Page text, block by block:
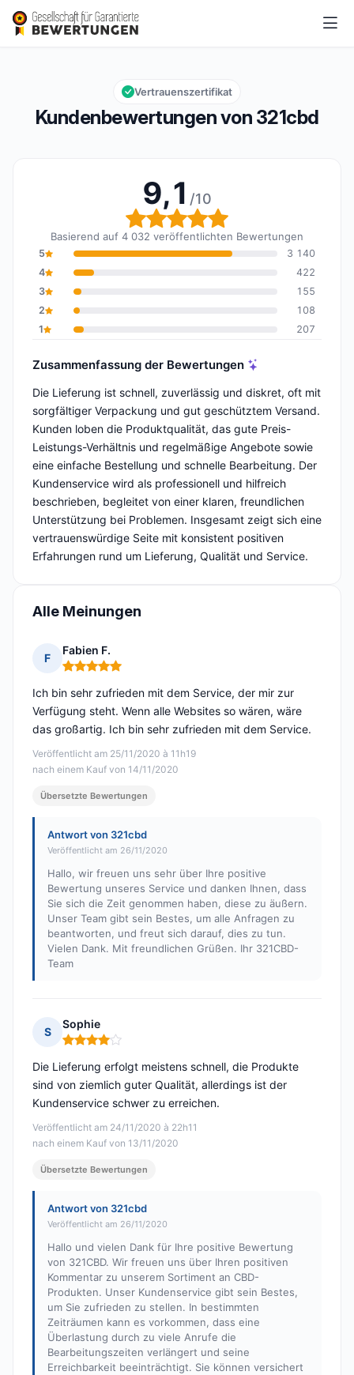
321cbd
Gesamtbewertung: 9,1 von 10
9,1/10
Kundenbewertungen von 321cbd
Vertrauenszertifikat
9,1 /10
Gesamtbewertung: 9,1
Basierend auf 4 032 veröffentlichten Bewertungen
5
3 140
4
422
3
155
2
108
1
207
Zusammenfassung der Bewertungen
Die Lieferung ist schnell, zuverlässig und diskret, oft mit
sorgfältiger Verpackung und gut geschütztem Versand.
Kunden loben die Produktqualität, das gute Preis-
Leistungs-Verhältnis und regelmäßige Angebote sowie
eine einfache Bestellung und schnelle Bearbeitung. Der
Kundenservice wird als professionell und hilfreich
beschrieben, begleitet von einer klaren, freundlichen
Unterstützung bei Problemen. Insgesamt zeigt sich eine
vertrauenswürdige Seite mit konsistent positiven
Erfahrungen rund um Lieferung, Qualität und Service.
Alle Meinungen
F
Fabien F.
Hinweis: 5 von 5
Veröffentlicht am 25/11/2020 à 11h19
nach einem Kauf von 14/11/2020
Ich bin sehr zufrieden mit dem Service, der mir zur
Verfügung steht. Wenn alle Websites so wären, wäre
das großartig. Ich bin sehr zufrieden mit dem Service.
Übersetzte Bewertungen
Antwort von 321cbd
Veröffentlicht am 26/11/2020
Hallo, wir freuen uns sehr über Ihre positive
Bewertung unseres Service und danken Ihnen, dass
Sie sich die Zeit genommen haben, diese zu äußern.
Unser Team gibt sein Bestes, um alle Anfragen zu
beantworten, und freut sich darauf, dies zu tun.
Vielen Dank. Mit freundlichen Grüßen. Ihr 321CBD-
Team
S
Sophie
Hinweis: 4 von 5
Veröffentlicht am 24/11/2020 à 22h11
nach einem Kauf von 13/11/2020
Die Lieferung erfolgt meistens schnell, die Produkte
sind von ziemlich guter Qualität, allerdings ist der
Kundenservice schwer zu erreichen.
Übersetzte Bewertungen
Antwort von 321cbd
Veröffentlicht am 26/11/2020
Hallo und vielen Dank für Ihre positive Bewertung
von 321CBD. Wir freuen uns über Ihren positiven
Kommentar zu unserem Sortiment an CBD-
Produkten. Unser Kundenservice gibt sein Bestes,
um Sie zufrieden zu stellen. In bestimmten
Zeiträumen kann es vorkommen, dass eine
Überlastung durch zu viele Anrufe die
Bearbeitungszeiten verlängert und seine
Erreichbarkeit beeinträchtigt. Sie können versichert